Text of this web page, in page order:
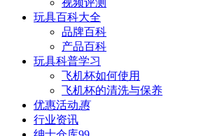
视频评测
玩具百科大全
品牌百科
产品百科
玩具科普学习
飞机杯如何使用
飞机杯的清洗与保养
优惠活动惠
行业资讯